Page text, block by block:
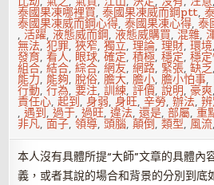
泰國果凍哪裡買,泰國果凍威而鋼ptt,
泰國果凍威而鋼心得,泰國果凍心得,泰
,活躍,液態威而鋼,液態威購買, 混雜,
無法,犯罪,狹窄,獨立,理論,理財,環境
發育,看人, 眼球,確定,積極,穩定,穩
組合,結合,綜合,網友,網路, 緊張,缺乏
能力, 能夠,脫俗,膽大,膽小,膽小怕事,
行動,行為,要注,訓練,評價,說明,豪爽,
責任心,起到,身弱,身旺,辛勞,辦法,
,遇到,過于,過旺,違法,還是,部屬,重
非凡,面子,領導,頭腦,顛倒,類型, 風流
本人沒有具體所提“大師”文章的具體內
義，或者其說的場合和背景的分別到底